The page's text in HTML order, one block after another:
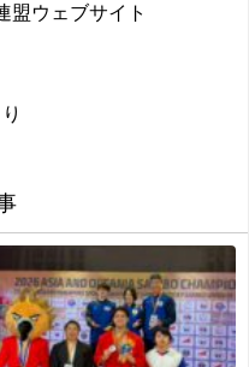
盟ウェブサイト